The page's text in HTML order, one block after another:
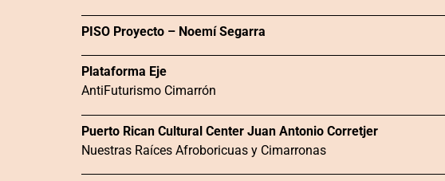
PISO Proyecto – Noemí Segarra
Plataforma Eje
AntiFuturismo Cimarrón
Puerto Rican Cultural Center Juan Antonio Corretjer
Nuestras Raíces Afroboricuas y Cimarronas